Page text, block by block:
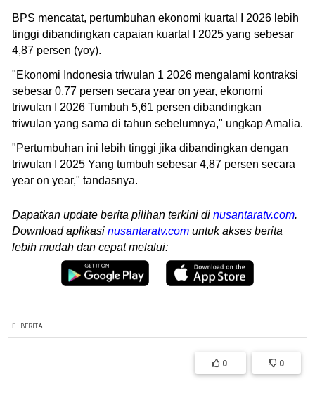
BPS mencatat, pertumbuhan ekonomi kuartal I 2026 lebih
tinggi dibandingkan capaian kuartal I 2025 yang sebesar
4,87 persen (yoy).
"Ekonomi Indonesia triwulan 1 2026 mengalami kontraksi
sebesar 0,77 persen secara year on year, ekonomi
triwulan I 2026 Tumbuh 5,61 persen dibandingkan
triwulan yang sama di tahun sebelumnya," ungkap Amalia.
"Pertumbuhan ini lebih tinggi jika dibandingkan dengan
triwulan I 2025 Yang tumbuh sebesar 4,87 persen secara
year on year," tandasnya.
Dapatkan update berita pilihan terkini di nusantaratv.com.
Download aplikasi nusantaratv.com untuk akses berita
lebih mudah dan cepat melalui:
BERITA
0 0